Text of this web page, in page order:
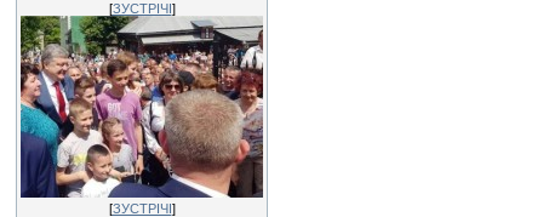
[ЗУСТРІЧІ]
[ЗУСТРІЧІ]